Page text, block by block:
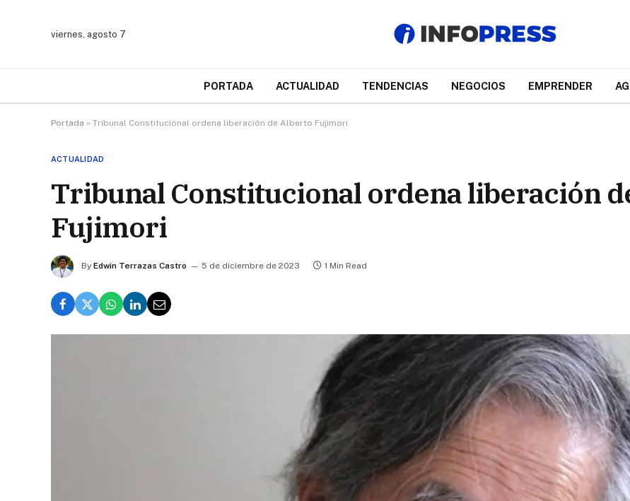
viernes, agosto 7
PORTADA ACTUALIDAD TENDENCIAS NEGOCIOS EMPRENDER
Portada » Tribunal Constitucional ordena liberación de Alberto Fujimori
ACTUALIDAD
Tribunal Constitucional ordena liberación
Fujimori
By Edwin Terrazas Castro 5 de diciembre de 2023 1 Min Read